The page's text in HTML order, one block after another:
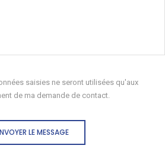
saisies ne seront utilisées qu'aux
de ma demande de contact.
LE MESSAGE